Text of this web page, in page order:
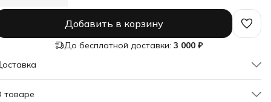
Добавить в корзину
До бесплатной доставки: 3 000 ₽
товаре